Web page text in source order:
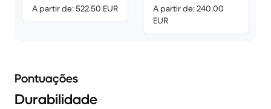
A partir de: 522.50 EUR
A partir de: 240.00
EUR
Pontuações
Durabilidade